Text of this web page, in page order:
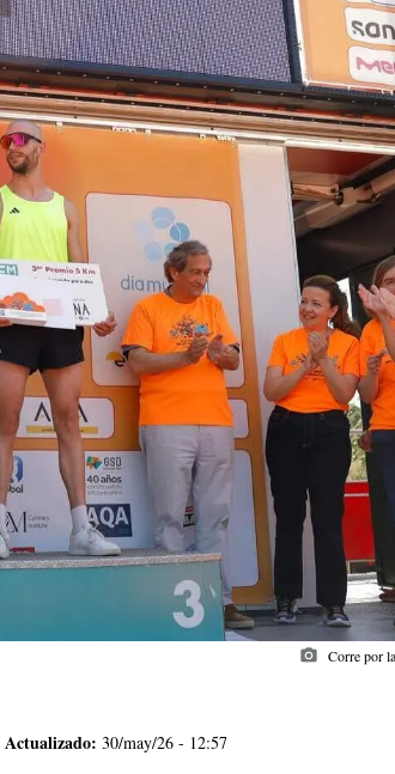
photo_camera Corre por
Actualizado: 30/may/26 - 12:57